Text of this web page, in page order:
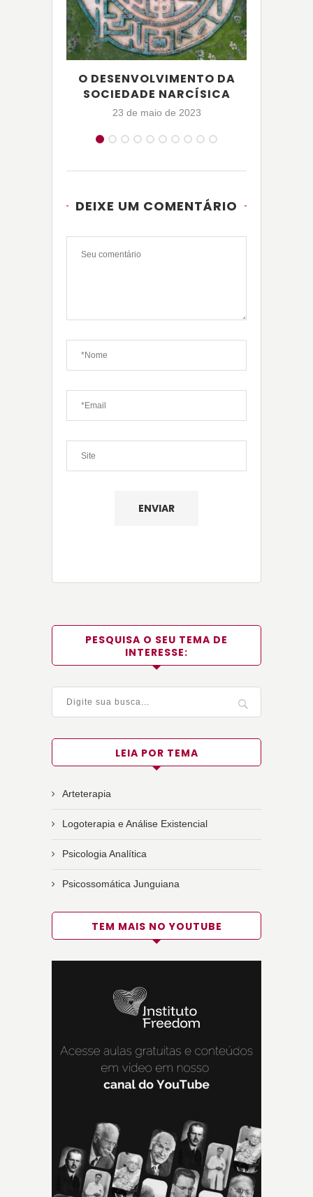
O DESENVOLVIMENTO DA
SOCIEDADE NARCÍSICA
23 de maio de 2023
DEIXE UM COMENTÁRIO
PESQUISA O SEU TEMA DE
INTERESSE:
LEIA POR TEMA
Arteterapia
Logoterapia e Análise Existencial
Psicologia Analítica
Psicossomática Junguiana
TEM MAIS NO YOUTUBE